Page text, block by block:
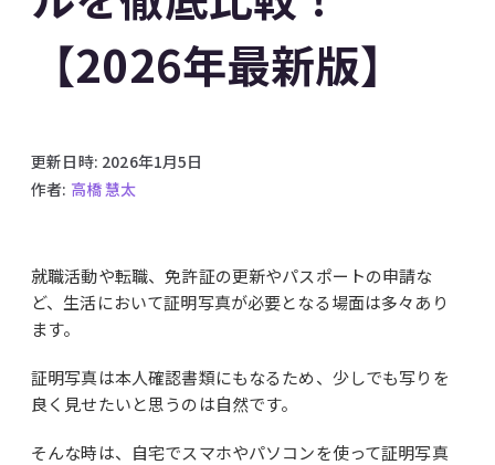
【2026年最新版】
更新日時: 2026年1月5日
作者: 高橋 慧太
就職活動や転職、免許証の更新やパスポートの申請な
ど、生活において証明写真が必要となる場面は多々あり
ます。
証明写真は本人確認書類にもなるため、少しでも写りを
良く見せたいと思うのは自然です。
そんな時は、自宅でスマホやパソコンを使って証明写真